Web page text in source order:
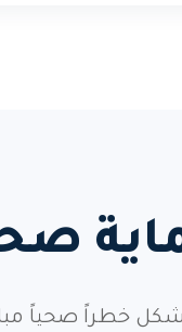
خطراً صحياً